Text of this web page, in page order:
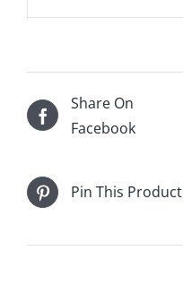
Share On
Facebook
Pin This Product